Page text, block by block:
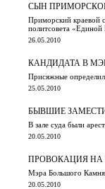
СЫН
Приморский краевой
политсовета «Единой
26.05.2010
КАНДИДАТА В
Присяжные
25.05.2010
БЫВШИЕ
В зале суда были
20.05.2010
ПРОВОКАЦИЯ
Мэра Большого Камня
20.05.2010